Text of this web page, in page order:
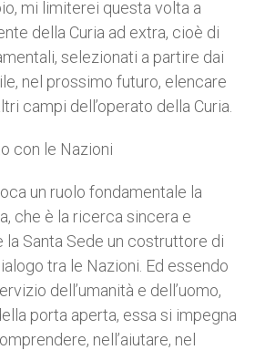
mi limiterei questa volta a
della Curia ad extra, cioè di
selezionati a partire dai
nel prossimo futuro, elencare
campi dell’operato della Curia.
con le Nazioni
un ruolo fondamentale la
che è la ricerca sincera e
Santa Sede un costruttore di
tra le Nazioni. Ed essendo
dell’umanità e dell’uomo,
porta aperta, essa si impegna
nell’aiutare, nel